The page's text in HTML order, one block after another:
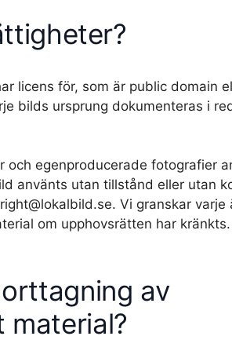
licens för, som är public domain
bilds ursprung dokumenteras i
egenproducerade fotografier
använts utan tillstånd eller utan
Vi granskar varje
om upphovsrätten har kränkts.
av